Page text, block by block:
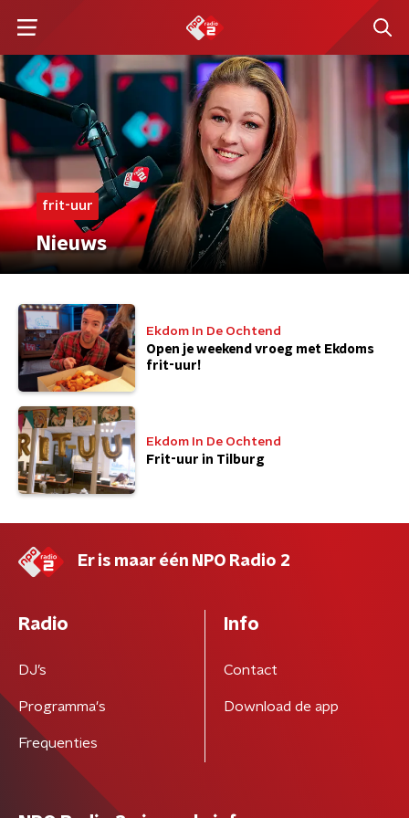
frit-uur
Nieuws
Ekdom In De Ochtend
Open je weekend vroeg met Ekdoms
frit-uur!
Ekdom In De Ochtend
Frit-uur in Tilburg
Er is maar één NPO Radio 2
Radio
DJ’s
Programma's
Frequenties
Info
Contact
Download de app